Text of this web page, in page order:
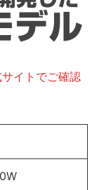
イトでご確認